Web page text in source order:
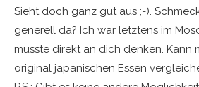
Sieht doch ganz gut aus ;-).
generell da? Ich war letztens im
musste direkt an dich denken. Kann
original japanischen Essen